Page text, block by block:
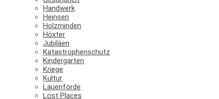
Handwerk
Heinsen
Holzminden
Höxter
Jubiläen
Katastrophenschutz
Kindergarten
Kriege
Kultur
Lauenförde
Lost Places